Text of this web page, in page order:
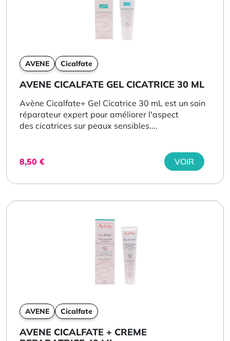
AVENE Cicalfate
AVENE CICALFATE GEL CICATRICE 30 ML
Avène Cicalfate+ Gel Cicatrice 30 mL est un soin
réparateur expert pour améliorer l'aspect
des cicatrices sur peaux sensibles....
8,50 € VOIR
AVENE Cicalfate
AVENE CICALFATE + CREME